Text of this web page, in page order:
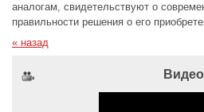
аналогам, свидетельствуют о
правильности решения о его
« назад
Видео